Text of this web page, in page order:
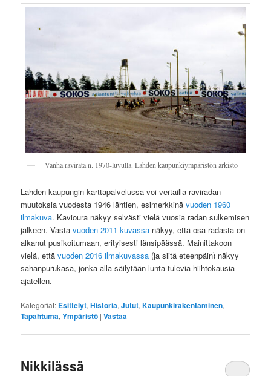
Vanha ravirata n. 1970-luvulla. Lahden kaupunkiympäristön arkisto
Lahden kaupungin karttapalvelussa voi vertailla raviradan
muutoksia vuodesta 1946 lähtien, esimerkkinävuoden 1960
ilmakuva. Kavioura näkyy selvästi vielä vuosia radan sulkemisen
jälkeen. Vastavuoden 2011 kuvassa näkyy, että osa radasta on
alkanut pusikoitumaan, erityisesti länsipäässä. Mainittakoon
vielä, ettävuoden 2016 ilmakuvassa (ja siitä eteenpäin) näkyy
sahanpurukasa, jonka alla säilytään lunta tulevia hiihtokausia
ajatellen.
Kategoriat: Esittelyt,Historia,Jutut,Kaupunkirakentaminen,
Tapahtuma,Ympäristö |Vastaa
Nikkilässä